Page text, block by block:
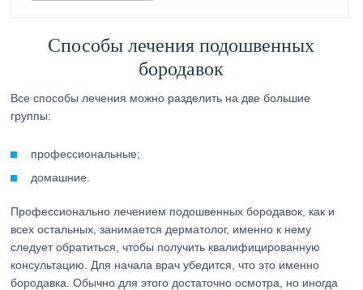
Способы лечения подошвенных
бородавок
Все способы лечения можно разделить на две большие
группы:
профессиональные;
домашние.
Профессионально лечением подошвенных бородавок, как и
всех остальных, занимается дерматолог, именно к нему
следует обратиться, чтобы получить квалифицированную
консультацию. Для начала врач убедится, что это именно
бородавка. Обычно для этого достаточно осмотра, но иногда